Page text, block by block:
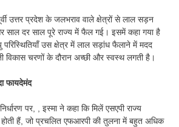
उत्तर प्रदेश के जलभराव वाले क्षेत्रों से लाल सड़न
साल दर साल पूरे राज्य में फैल गई। इसमें कहा गया है
परिस्थितियाँ उस क्षेत्र में लाल सड़ांध फैलाने में मदद
चरणों के दौरान अच्छी और स्वस्थ लगती है।
फायदेमंद
पर, , इस्मा ने कहा कि मिलें एसएपी राज्य
होती हैं, जो प्रचलित एफआरपी की तुलना में बहुत अधिक